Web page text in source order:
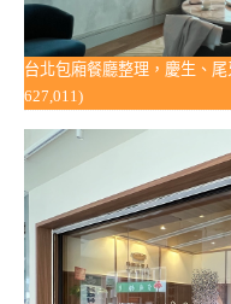
台北包廂餐廳整理，慶生、
627,011)